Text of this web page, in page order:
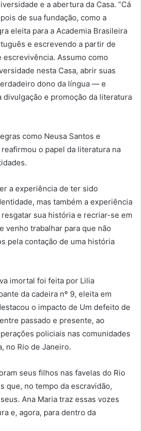
e a abertura da Casa. “Cá
de sua fundação, como a
eleita para a Academia Brasileira
e escrevendo a partir de
escrevivência. Assumo como
nesta Casa, abrir suas
dono da língua — e
divulgação e promoção da literatura
como Neusa Santos e
o papel da literatura na
a experiência de ter sido
mas também a experiência
sua história e recriar-se em
venho trabalhar para que não
pela contação de uma história
imortal foi feita por Lilia
da cadeira nº 9, eleita em
o impacto de Um defeito de
passado e presente, ao
policiais nas comunidades
no Rio de Janeiro.
seus filhos nas favelas do Rio
que, no tempo da escravidão,
Ana Maria traz essas vozes
e, agora, para dentro da